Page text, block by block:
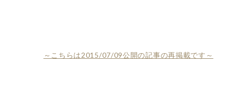
～こちらは2015/07/09公開の記事の再掲載です～